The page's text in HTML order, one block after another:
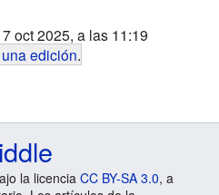
oct 2025, a las 11:19
edición.
la licencia CC BY-SA 3.0, a